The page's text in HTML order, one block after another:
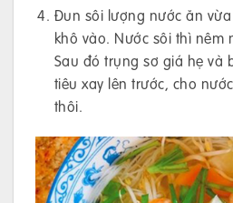
Đun sôi lượng nước ăn
khô vào. Nước sôi thì nêm
Sau đó trụng sơ giá hẹ và
tiêu xay lên trước, cho
thôi.